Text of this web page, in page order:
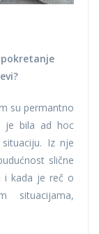
su permantno
je bila ad hoc
Iz nje
slične
i kada je reč o
situacijama,